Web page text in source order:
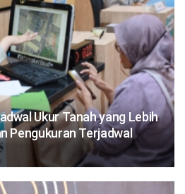
Ukur Tanah yang Lebih
Pengukuran Terjadwal